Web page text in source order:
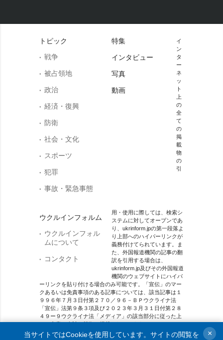
トピック
戦争
被占領地
政治
経済・復興
防衛
社会・文化
スポーツ
犯罪
事故・緊急事態
ウクルインフォルム
ウクルインフォル
ムについて
コンタクト
特集
インタビュー
写真
動画
イ
ン
タ
ー
ネ
ッ
ト
上
の
全
て
の
掲
載
物
の
引
用・使用に際しては、検索シ
ステムに対してオープンであ
り、ukrinform.jpの第一段落よ
り上部へのハイパーリンクが
義務付けてられています。ま
た、外国報道機関の記事の翻
訳を引用する場合は、
ukrinform.jp及びその外国報道
機関のウェブサイトにハイパ
ーリンクを貼り付ける場合のみ可能です。「宣伝」のマー
クあるいは免責事項のある記事については、該当記事は１
９９６年７月３日付第２７０／９６－ＢＰウクライナ法
「宣伝」法第９条３項及び２０２３年３月３１日付第２８
４９ー９ウクライナ法「メディア」の該当部分に従った上
で、合意／会計を根拠に掲載されています。
当サイトではCookieを使用しています。サイトの閲覧を ×